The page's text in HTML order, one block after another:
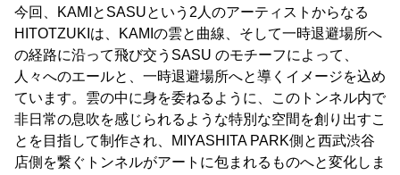
今回、KAMIとSASUという2人のアーティストからなる
HITOTZUKIは、KAMIの雲と曲線、そして一時退避場所へ
の経路に沿って飛び交うSASU のモチーフによって、
人々へのエールと、一時退避場所へと導くイメージを込め
ています。雲の中に身を委ねるように、このトンネル内で
非日常の息吹を感じられるような特別な空間を創り出すこ
とを目指して制作され、MIYASHITA PARK側と西武渋谷
店側を繋ぐトンネルがアートに包まれるものへと変化しま